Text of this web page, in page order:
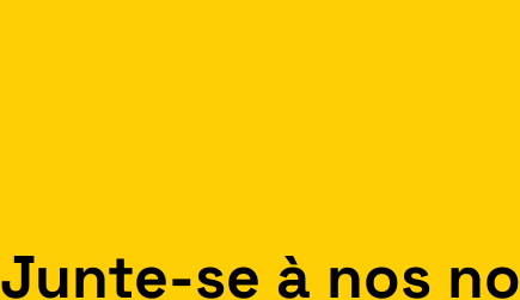
Junte-se à nos no